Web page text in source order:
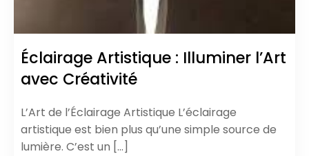
Éclairage Artistique : Illuminer l’Art
avec Créativité
L’Art de l’Éclairage Artistique L’éclairage
artistique est bien plus qu’une simple source de
lumière. C’est un […]